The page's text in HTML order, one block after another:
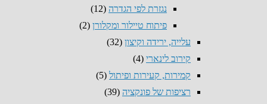
נגזרת לפי הגדרה (12)
פיתוח טיילור ומקלורן (2)
עלייה, ירידה וקיצון (32)
קירוב לינארי (4)
קמירות, קעירות ופיתול (5)
רציפות של פונקציה (39)